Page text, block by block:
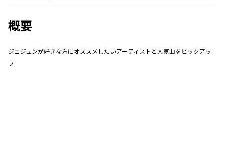
概要
ジェジュンが好きな方にオススメしたいアーティストと人気曲をピックアッ
プ